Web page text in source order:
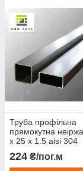
Труба профільна
прямокутна
х 25 х 1.5 aisi 304
224 ₴/пог.м